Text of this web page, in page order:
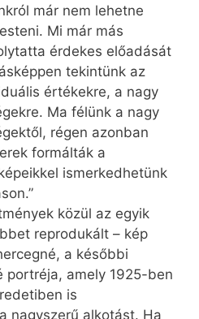
már nem lehetne
Mi már más
érdekes előadását
tekintünk az
értékekre, a nagy
Ma félünk a nagy
régen azonban
formálták a
ismerkedhetünk
közül az egyik
reprodukált – kép
a későbbi
portréja, amely 1925-ben
is
nagyszerű alkotást. Ha